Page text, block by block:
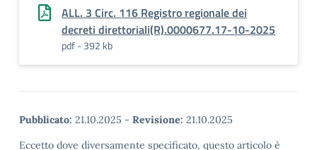
ALL. 3 Circ. 116 Registro regionale dei
decreti direttoriali(R).0000677.17-10-2025
pdf - 392 kb
Pubblicato: 21.10.2025 - Revisione: 21.10.2025
Eccetto dove diversamente specificato, questo articolo è